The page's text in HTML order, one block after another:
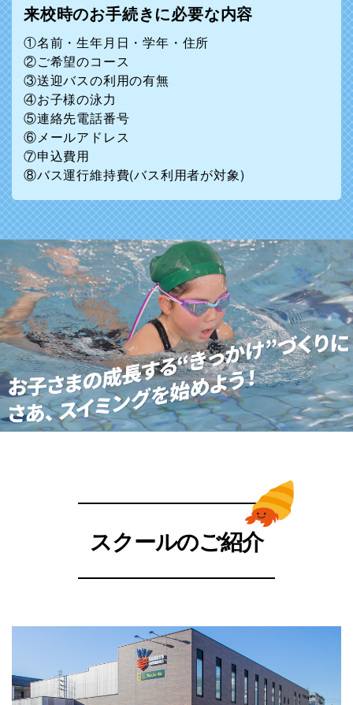
来校時のお手続きに必要な内容
①名前・生年月日・学年・住所
②ご希望のコース
③送迎バスの利用の有無
④お子様の泳力
⑤連絡先電話番号
⑥メールアドレス
⑦申込費用
⑧バス運行維持費(バス利用者が対象)
スクールのご紹介